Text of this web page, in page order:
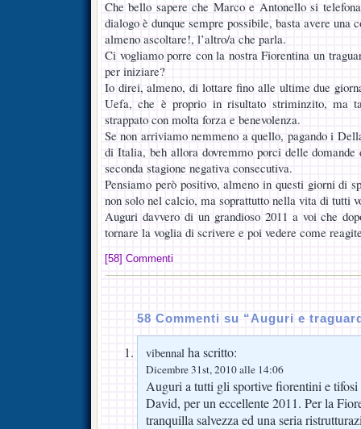
Che bello sapere che Marco e Antonello si
dialogo è dunque sempre possibile, basta avere una
almeno ascoltare!, l’altro/a che parla.
Ci vogliamo porre con la nostra Fiorentina un
per iniziare?
Io direi, almeno, di lottare fino alle ultime due
Uefa, che è proprio in risultato striminzito, ma
strappato con molta forza e benevolenza.
Se non arriviamo nemmeno a quello, pagando i
di Italia, beh allora dovremmo porci delle
seconda stagione negativa consecutiva.
Pensiamo però positivo, almeno in questi giorni di
non solo nel calcio, ma soprattutto nella vita di tutti
Auguri davvero di un grandioso 2011 a voi che
tornare la voglia di scrivere e poi vedere come
[58] Commenti
58 Commenti su “Auguri e
vibennal ha scritto:
Dicembre 31st, 2010 alle 14:06
Auguri a tutti gli sportive fiorentini e
David, per un eccellente 2011. Per la
tranquilla salvezza ed una seria